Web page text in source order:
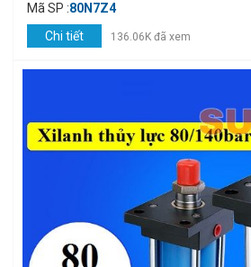
Mã SP :80N7Z4
Chi tiết
136.06K đã xem